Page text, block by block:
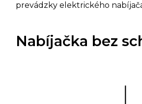
prevádzky elektrického
Nabíjačka bez